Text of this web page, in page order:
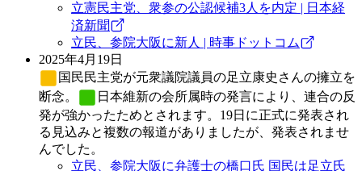
立憲民主党、衆参の公認候補3人を内定 | 日本経
済新聞
立民、参院大阪に新人 | 時事ドットコム
2025年4月19日
国民民主党が元衆議院議員の足立康史さんの擁立を
断念。
日本維新の会所属時の発言により、連合の反
発が強かったためとされます。19日に正式に発表され
る見込みと複数の報道がありましたが、発表されませ
んでした。
立民、参院大阪に弁護士の橋口氏 国民は足立氏